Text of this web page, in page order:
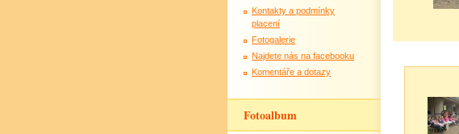
Kontakty a podmínky
placení
Fotogalerie
Najdete nás na facebooku
Komentáře a dotazy
Fotoalbum